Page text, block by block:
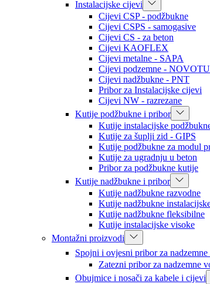
Instalacijske cijevi
Cijevi CSP - podžbukne
Cijevi CSPS - samogasive
Cijevi CS - za beton
Cijevi KAOFLEX
Cijevi metalne - SAPA
Cijevi podzemne -
Cijevi nadžbukne - PNT
Pribor za Instalacijske cijevi
Cijevi NW - razrezane
Kutije podžbukne i pribor
Kutije instalacijske
Kutije za šuplji zid - GIPS
Kutije podžbukne za modul
Kutije za ugradnju u beton
Pribor za podžbukne kutije
Kutije nadžbukne i pribor
Kutije nadžbukne razvodne
Kutije nadžbukne
Kutije nadžbukne fleksibilne
Kutije instalacijske visoke
Montažni proizvodi
Spojni i ovjesni pribor za
Zatezni pribor za nadzemne
Obujmice i nosači za kabele i cijevi